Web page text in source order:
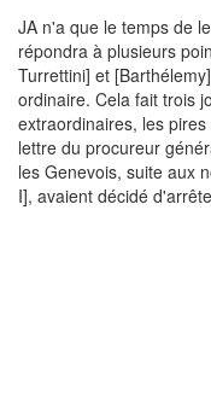
JA n'a que le temps de
répondra à plusieurs
Turrettini] et
ordinaire. Cela fait trois
extraordinaires, les
lettre du procureur
les Genevois, suite aux
I], avaient décidé